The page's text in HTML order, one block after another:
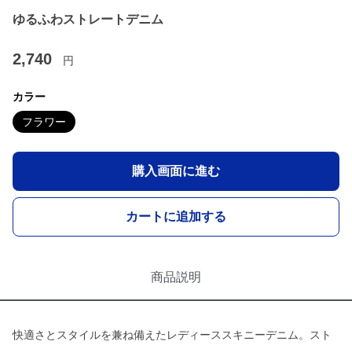
ゆるふわストレートデニム
2,740 円
カラー
フラワー
購入画面に進む
カートに追加する
商品説明
快適さとスタイルを兼ね備えたレディーススキニーデニム。スト